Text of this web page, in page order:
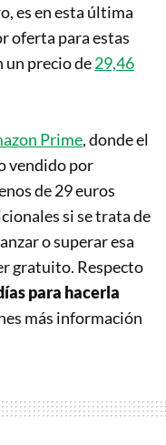
es en esta última
oferta para estas
un precio de29,46
Prime, donde el
vendido por
de 29 euros
si se trata de
o superar esa
gratuito. Respecto
para hacerla
más información